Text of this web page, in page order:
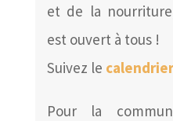
et de la
est ouvert à tous !
Suivez le calendrier
Pour la